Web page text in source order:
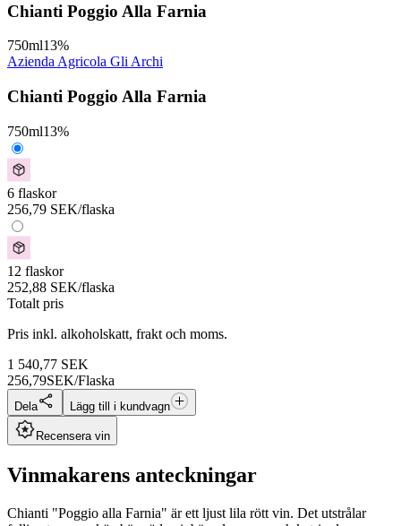
Chianti Poggio Alla Farnia
750ml13%
Azienda Agricola Gli Archi
Chianti Poggio Alla Farnia
750ml13%
6 flaskor
256,79 SEK/flaska
12 flaskor
252,88 SEK/flaska
Totalt pris
Pris inkl. alkoholskatt, frakt och moms.
1 540,77 SEK
256,79SEK/Flaska
Dela Lägg till i kundvagn
Recensera vin
Vinmakarens anteckningar
Chianti "Poggio alla Farnia" är ett ljust lila rött vin. Det utstrålar